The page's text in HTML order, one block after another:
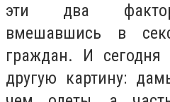
эти два
вмешавшись в
граждан. И
другую картину: